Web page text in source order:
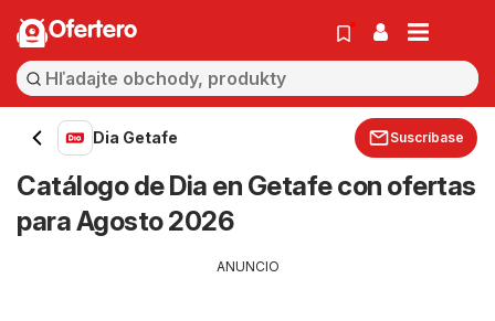
Ofertero
Dia Getafe Suscríbase
Catálogo de Dia en Getafe con ofertas
para Agosto 2026
ANUNCIO